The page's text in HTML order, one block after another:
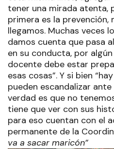
tener una mirada atenta,
primera es la prevención,
llegamos. Muchas veces
damos cuenta que pasa
en su conducta, por
docente debe estar
esas cosas”. Y si bien
pueden escandalizar
verdad es que no
tiene que ver con sus
para eso cuentan con el
permanente de la
va a sacar maricón”